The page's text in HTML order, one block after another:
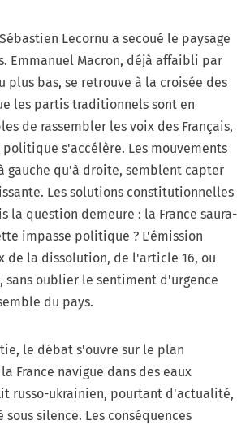
Lecornu a secoué le paysage
Emmanuel Macron, déjà affaibli par
plus bas, se retrouve à la croisée des
les partis traditionnels sont en
de rassembler les voix des Français,
s'accélère. Les mouvements
gauche qu'à droite, semblent capter
Les solutions constitutionnelles
la question demeure : la France saura-
impasse politique ? L'émission
de la dissolution, de l'article 16, ou
sans oublier le sentiment d'urgence
du pays.
le débat s'ouvre sur le plan
France navigue dans des eaux
russo-ukrainien, pourtant d'actualité,
sous silence. Les conséquences